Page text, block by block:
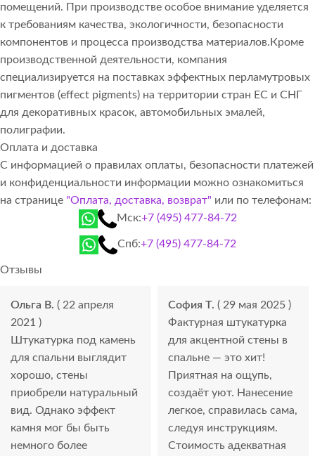
помещений. При производстве особое внимание уделяется
к требованиям качества, экологичности, безопасности
компонентов и процесса производства материалов.Кроме
производственной деятельности, компания
специализируется на поставках эффектных перламутровых
пигментов (effect pigments) на территории стран ЕС и СНГ
для декоративных красок, автомобильных эмалей,
полиграфии.
Оплата и доставка
С информацией о правилах оплаты, безопасности платежей
и конфиденциальности информации можно ознакомиться
на странице "Оплата, доставка, возврат" или по телефонам:
Мск:+7 (495) 477-84-72
Спб:+7 (495) 477-84-72
Отзывы
Ольга В. ( 22 апреля
2021 )
Штукатурка под камень
для спальни выглядит
хорошо, стены
приобрели натуральный
вид. Однако эффект
камня мог бы быть
немного более
София Т. ( 29 мая 2025 )
Фактурная штукатурка
для акцентной стены в
спальне — это хит!
Приятная на ощупь,
создаёт уют. Нанесение
легкое, справилась сама,
следуя инструкциям.
Стоимость адекватная